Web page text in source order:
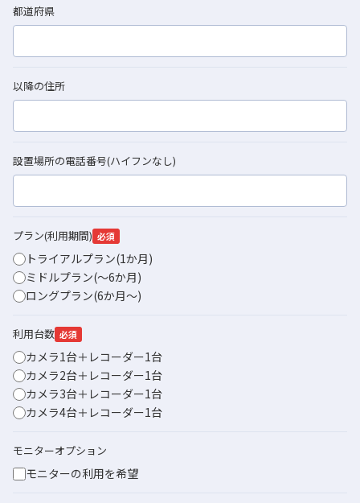
都道府県
以降の住所
設置場所の電話番号(ハイフンなし)
プラン(利用期間) 必須
トライアルプラン(1か月)
ミドルプラン(〜6か月)
ロングプラン(6か月〜)
利用台数 必須
カメラ1台＋レコーダー1台
カメラ2台＋レコーダー1台
カメラ3台＋レコーダー1台
カメラ4台＋レコーダー1台
モニターオプション
モニターの利用を希望